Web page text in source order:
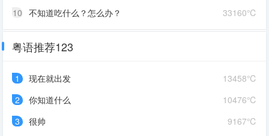
33160℃
10 不知道吃什么？怎么办？
粤语推荐123
13458℃
1
现在就出发
10476℃
2
你知道什么
9167℃
3
很帅